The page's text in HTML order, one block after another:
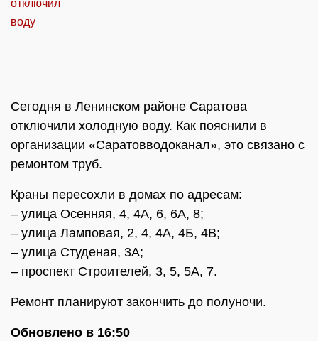
Сегодня в Ленинском районе Саратова
отключили холодную воду. Как пояснили в
организации «Саратовводоканал», это связано с
ремонтом труб.
Краны пересохли в домах по адресам:
– улица Осенняя, 4, 4А, 6, 6А, 8;
– улица Ламповая, 2, 4, 4А, 4Б, 4В;
– улица Студеная, 3А;
– проспект Строителей, 3, 5, 5А, 7.
Ремонт планируют закончить до полуночи.
Обновлено в 16:50